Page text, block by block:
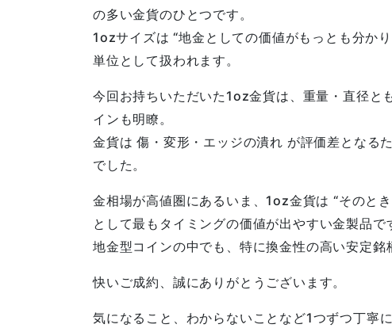
の多い金貨のひとつです。
1ozサイズは “地金としての価値がもっとも分か
単位として扱われます。
今回お持ちいただいた 1oz金貨は、重量・直径と
インも明瞭。
金貨は 傷・変形・エッジの潰れ が評価差となる
でした。
金相場が高値圏にあるいま、 1oz金貨は “そのと
として最もタイミングの価値が出やすい金製品で
地金型コインの中でも、特に換金性の高い安定銘
快いご成約、誠にありがとうございます。
気になること、わからないことなど1つずつ丁寧